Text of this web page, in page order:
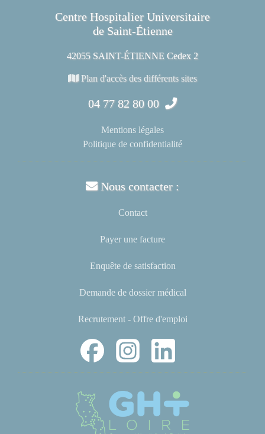
Centre Hospitalier Universitaire
de Saint-Étienne
42055 SAINT-ÉTIENNE Cedex 2
Plan d'accès des différents sites
04 77 82 80 00
Mentions légales
Politique de confidentialité
Nous contacter :
Contact
Payer une facture
Enquête de satisfaction
Demande de dossier médical
Recrutement - Offre d'emploi